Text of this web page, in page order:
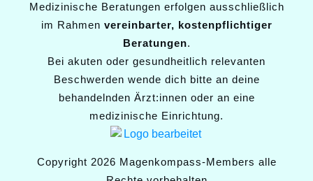
Copyright 2026 Magenkompass-Members alle
Medizinische Beratungen erfolgen ausschließlich
im Rahmen vereinbarter, kostenpflichtiger
Beratungen.
Bei akuten oder gesundheitlich relevanten
Beschwerden wende dich bitte an deine
behandelnden Ärzt:innen oder an eine
medizinische Einrichtung.